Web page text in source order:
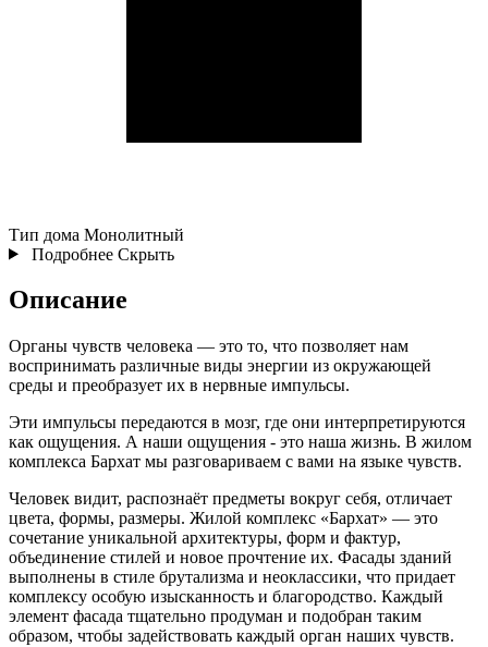
Тип дома Монолитный
Подробнее Скрыть
Описание
Органы чувств человека — это то, что позволяет нам
воспринимать различные виды энергии из окружающей
среды и преобразует их в нервные импульсы.
Эти импульсы передаются в мозг, где они интерпретируются
как ощущения. А наши ощущения - это наша жизнь. В жилом
комплекса Бархат мы разговариваем с вами на языке чувств.
Человек видит, распознаёт предметы вокруг себя, отличает
цвета, формы, размеры. Жилой комплекс «Бархат» — это
сочетание уникальной архитектуры, форм и фактур,
объединение стилей и новое прочтение их. Фасады зданий
выполнены в стиле брутализма и неоклассики, что придает
комплексу особую изысканность и благородство. Каждый
элемент фасада тщательно продуман и подобран таким
образом, чтобы задействовать каждый орган наших чувств.